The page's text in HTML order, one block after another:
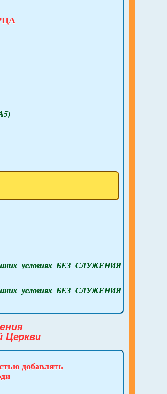
условиях БЕЗ СЛУЖЕНИЯ
условиях БЕЗ СЛУЖЕНИЯ
Церкви
добавлять